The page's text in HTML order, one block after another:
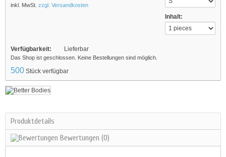
Inhalt:
inkl. MwSt. zzgl. Versandkosten
Verfügbarkeit: Lieferbar
Das Shop ist geschlossen. Keine Bestellungen sind möglich.
500 Stück verfügbar
Produktdetails
Bewertungen (0)